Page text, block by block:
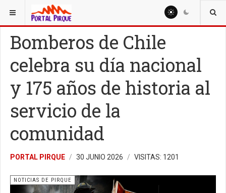
ESTÁ AQUÍ: NOTICIAS
Bomberos de Chile
celebra su día nacional
y 175 años de historia al
servicio de la
comunidad
PORTAL PIRQUE 30 JUNIO 2026 VISITAS: 1201
NOTICIAS DE PIRQUE